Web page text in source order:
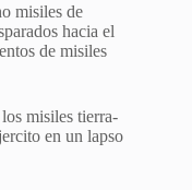
misiles de
hacia el
de misiles
misiles tierra-
en un lapso